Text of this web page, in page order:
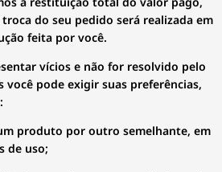
do seu pedido será realizada em
feita por você.
vícios e não for resolvido pelo
você pode exigir suas preferências,
produto por outro semelhante, em
de uso;